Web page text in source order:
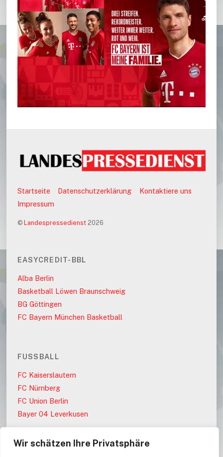
Wir schätzen Ihre Privatsphäre
Startseite Datenschutzerklärung
Kontaktiere uns
Impressum
© Landespressedienst2026
EASYCREDIT-BBL
Alba Berlin
Basketball Löwen Braunschweig
BG Göttingen
FC Bayern München Basketball
FUSSBALL
FC Kaiserslautern
FC Nürnberg
FC Union Berlin
Bayer 04 Leverkusen